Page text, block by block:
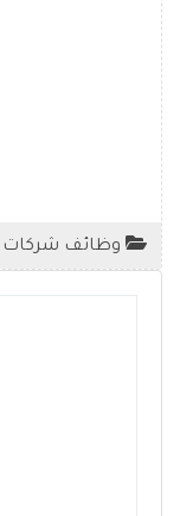
وظائف شركات